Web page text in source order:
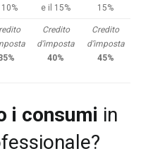
10%
e il 15%
15%
Credito
d’imposta
40%
Credito
d’imposta
45%
i consumi in